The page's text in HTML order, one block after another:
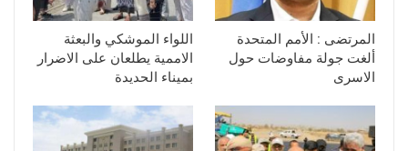
المرتضى : الأمم المتحدة
ألغت جولة مفاوضات حول
الاسرى
اللواء الموشكي والبعثة
الاممية يطلعان على الاضرار
بميناء الحديدة